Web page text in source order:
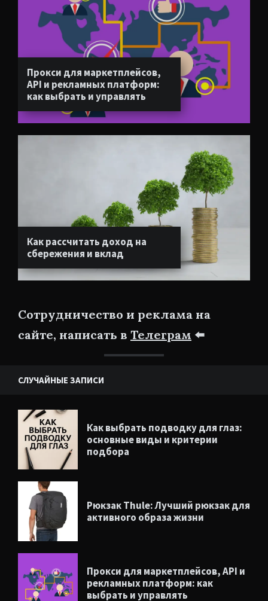
Прокси для маркетплейсов,
API и рекламных платформ:
как выбрать и управлять
Как рассчитать доход на
сбережения и вклад
Сотрудничество и реклама на
сайте, написать в Телеграм ⬅️
СЛУЧАЙНЫЕ ЗАПИСИ
Как выбрать подводку для глаз:
основные виды и критерии
подбора
Рюкзак Thule: Лучший рюкзак для
активного образа жизни
Прокси для маркетплейсов, API и
рекламных платформ: как
выбрать и управлять